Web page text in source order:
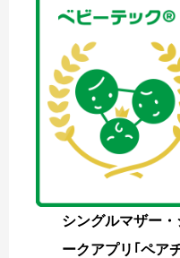
シングルマザー
ークアプリ｢ペア